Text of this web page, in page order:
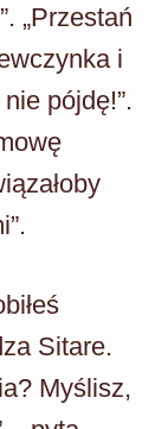
„Przestań
i
pójdę!”.
Sitare.
Myślisz,